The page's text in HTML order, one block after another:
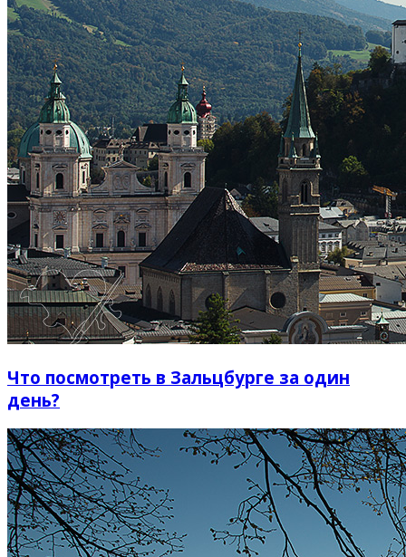
Что посмотреть в Зальцбурге за один
день?